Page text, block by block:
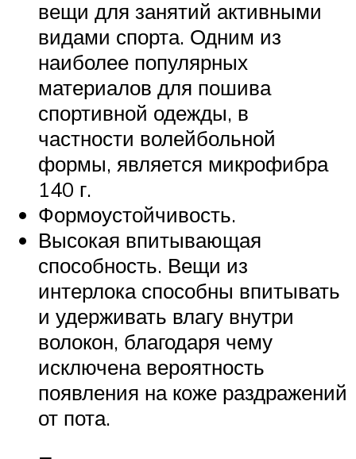
вещи для занятий активными
видами спорта. Одним из
наиболее популярных
материалов для пошива
спортивной одежды, в
частности волейбольной
формы, является микрофибра
140 г.
Формоустойчивость.
Высокая впитывающая
способность. Вещи из
интерлока способны впитывать
и удерживать влагу внутри
волокон, благодаря чему
исключена вероятность
появления на коже раздражений
от пота.